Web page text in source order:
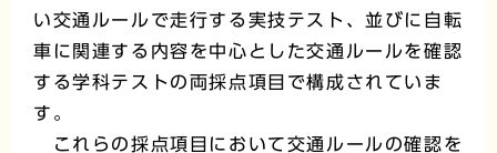
い交通ルールで走行する実技テスト、並びに自転
車に関連する内容を中心とした交通ルールを確認
する学科テストの両採点項目で構成されていま
す。
これらの採点項目において交通ルールの確認を